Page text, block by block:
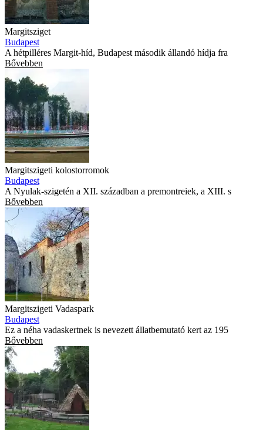
Margitsziget
Budapest
A hétpilléres Margit-híd, Budapest második állandó hídja fra
Bővebben
Margitszigeti kolostorromok
Budapest
A Nyulak-szigetén a XII. században a premontreiek, a XIII. s
Bővebben
Margitszigeti Vadaspark
Budapest
Ez a néha vadaskertnek is nevezett állatbemutató kert az 195
Bővebben